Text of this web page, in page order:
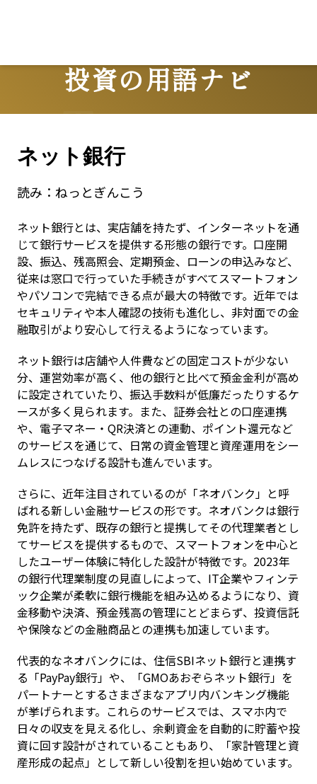
投資の用語ナビ
Terms
ネット銀行
読み： ねっとぎんこう
ネット銀行とは、実店舗を持たず、インターネットを通
じて銀行サービスを提供する形態の銀行です。口座開
設、振込、残高照会、定期預金、ローンの申込みなど、
従来は窓口で行っていた手続きがすべてスマートフォン
やパソコンで完結できる点が最大の特徴です。近年では
セキュリティや本人確認の技術も進化し、非対面での金
融取引がより安心して行えるようになっています。
ネット銀行は店舗や人件費などの固定コストが少ない
分、運営効率が高く、他の銀行と比べて預金金利が高め
に設定されていたり、振込手数料が低廉だったりするケ
ースが多く見られます。また、証券会社との口座連携
や、電子マネー・QR決済との連動、ポイント還元など
のサービスを通じて、日常の資金管理と資産運用をシー
ムレスにつなげる設計も進んでいます。
さらに、近年注目されているのが「ネオバンク」と呼
ばれる新しい金融サービスの形です。ネオバンクは銀行
免許を持たず、既存の銀行と提携してその代理業者とし
てサービスを提供するもので、スマートフォンを中心と
したユーザー体験に特化した設計が特徴です。2023年
の銀行代理業制度の見直しによって、IT企業やフィンテ
ック企業が柔軟に銀行機能を組み込めるようになり、資
金移動や決済、預金残高の管理にとどまらず、投資信託
や保険などの金融商品との連携も加速しています。
代表的なネオバンクには、住信SBIネット銀行と連携す
る「PayPay銀行」や、「GMOあおぞらネット銀行」を
パートナーとするさまざまなアプリ内バンキング機能
が挙げられます。これらのサービスでは、スマホ内で
日々の収支を見える化し、余剰資金を自動的に貯蓄や投
資に回す設計がされていることもあり、「家計管理と資
産形成の起点」として新しい役割を担い始めています。